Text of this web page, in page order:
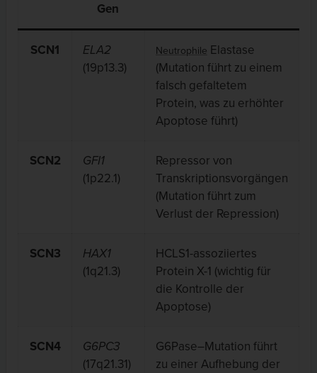
Gen
SCN1
ELA2
(19p13.3)
Neutrophile Elastase
(Mutation führt zu einem
falsch gefaltetem
Protein, was zu erhöhter
Apoptose führt)
SCN2
GFI1
(1p22.1)
Repressor von
Transkriptionsvorgängen
(Mutation führt zum
Verlust der Repression)
SCN3
HAX1
(1q21.3)
HCLS1-assoziiertes
Protein X-1 (wichtig für
die Kontrolle der
Apoptose)
SCN4
G6PC3
(17q21.31)
G6Pase–Mutation führt
zu einer Aufhebung der